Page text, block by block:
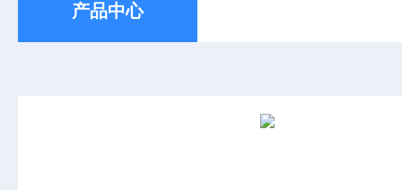
产品中心